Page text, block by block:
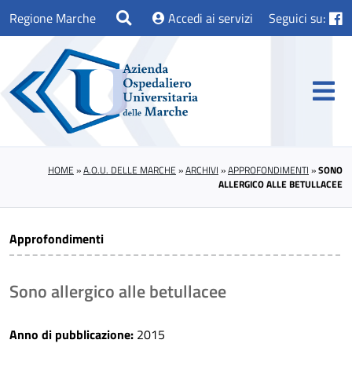
Regione Marche Accedi ai servizi Seguici su:
HOME »A.O.U. DELLE MARCHE »ARCHIVI »APPROFONDIMENTI »SONO
ALLERGICO ALLE BETULLACEE
Approfondimenti
Sono allergico alle betullacee
Anno di pubblicazione: 2015